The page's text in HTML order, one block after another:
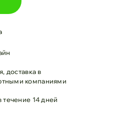
доставка в
компаниями
течение 14 дней